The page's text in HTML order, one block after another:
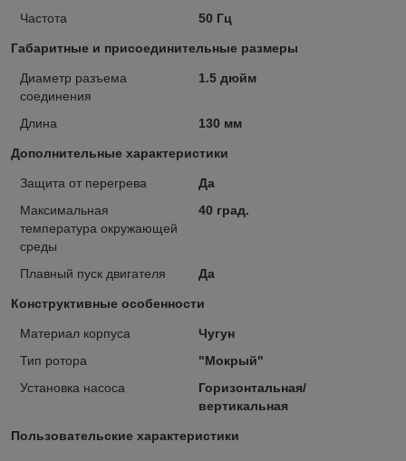
Частота
50 Гц
Габаритные и присоединительные размеры
Диаметр разъема
соединения
1.5 дюйм
Длина 130 мм
Дополнительные характеристики
Защита от перегрева
Да
Максимальная
температура окружающей
среды
40 град.
Плавный пуск двигателя Да
Конструктивные особенности
Материал корпуса
Чугун
Тип ротора
"Мокрый"
Установка насоса
Горизонтальная/
вертикальная
Пользовательские характеристики